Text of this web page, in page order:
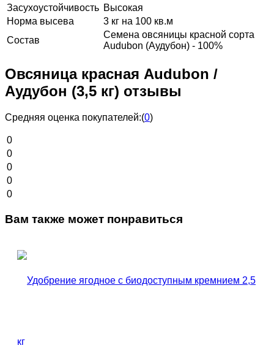
Засухоустойчивость Высокая
Норма высева
3 кг на 100 кв.м
Состав
Семена овсяницы красной сорта
Audubon (Аудубон) - 100%
Овсяница красная Audubon /
Аудубон (3,5 кг) отзывы
Средняя оценка покупателей:(0)
0
0
0
0
0
Вам также может понравиться